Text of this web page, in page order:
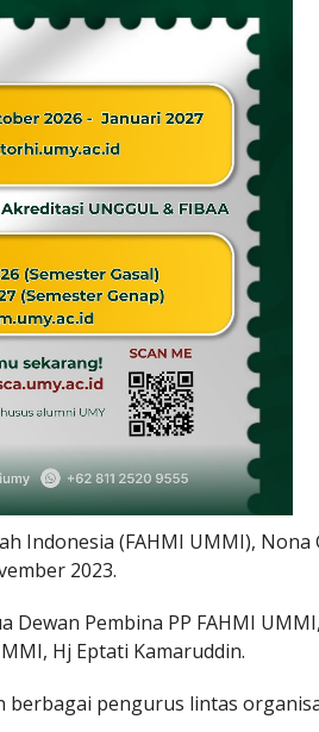
Indonesia (FAHMI UMMI),
2023.
Pembina PP FAHMI
Hj Eptati Kamaruddin.
pengurus lintas